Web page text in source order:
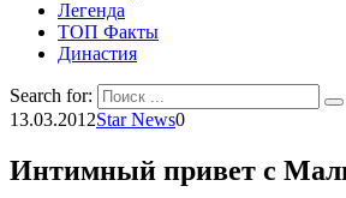
Легенда
ТОП Факты
Династия
Search for:
13.03.2012Star News0
Интимный привет с